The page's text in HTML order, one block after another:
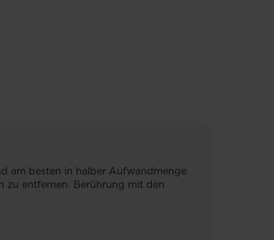
am besten in halber Aufwandmenge
zu entfernen. Berührung mit den